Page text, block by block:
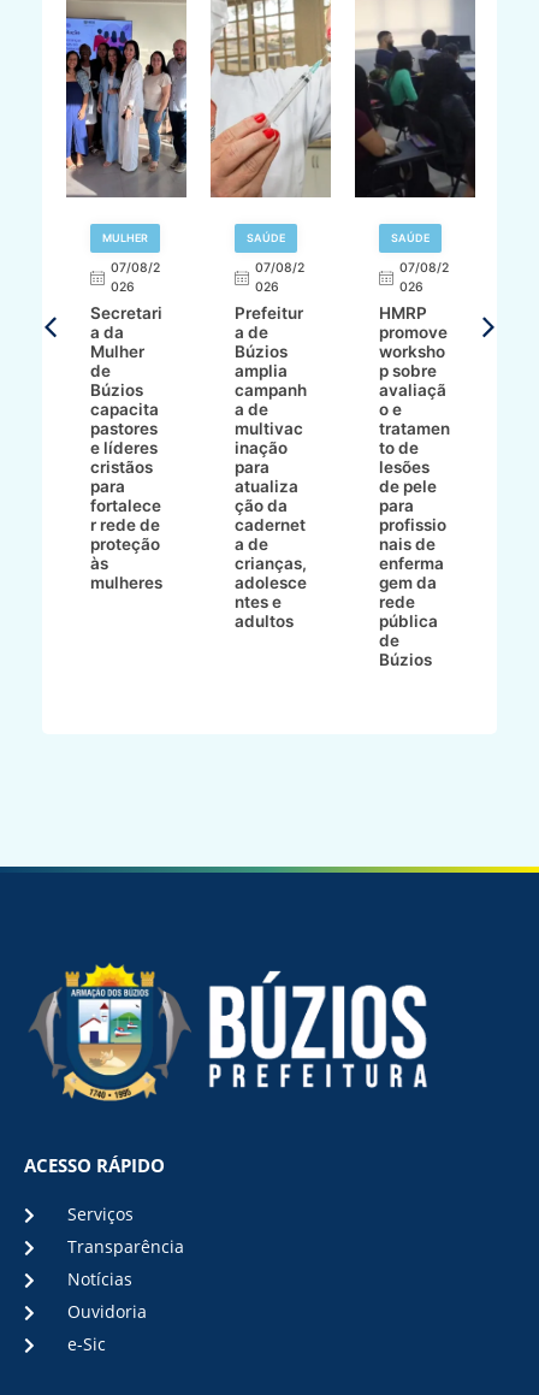
MULHER
07/08/2
026
Secretari
a da
Mulher
de
Búzios
capacita
pastores
e líderes
cristãos
para
fortalece
r rede de
proteção
às
mulheres
SAÚDE
07/08/2
026
Prefeitur
a de
Búzios
amplia
campanh
a de
multivac
inação
para
atualiza
ção da
cadernet
a de
crianças,
adolesce
ntes e
adultos
SAÚDE
07/08/2
026
HMRP
promove
worksho
p sobre
avaliaçã
o e
tratamen
to de
lesões
de pele
para
profissio
nais de
enferma
gem da
rede
pública
de
Búzios
ACESSO RÁPIDO
Serviços
Transparência
Notícias
Ouvidoria
e-Sic